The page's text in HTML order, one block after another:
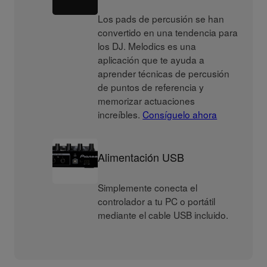
Los pads de percusión se han
convertido en una tendencia para
los DJ. Melodics es una
aplicación que te ayuda a
aprender técnicas de percusión
de puntos de referencia y
memorizar actuaciones
increíbles.Consíguelo ahora
Alimentación USB
Simplemente conecta el
controlador a tu PC o portátil
mediante el cable USB incluido.